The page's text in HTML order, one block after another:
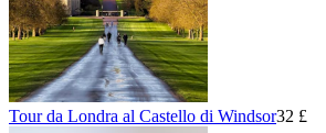
Tour da Londra al Castello di Windsor32 £